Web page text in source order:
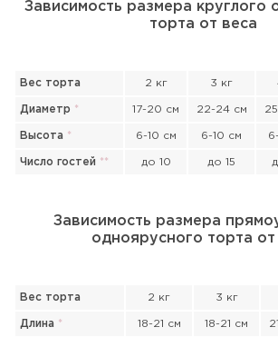
Зависимость размера круглого
торта от веса
Вес торта 2 кг 3 кг
Диаметр * 17-20 см 22-24 см
Высота * 6-10 см 6-10 см
Число гостей ** до 10 до 15
Зависимость размера
одноярусного торта от
Вес торта 2 кг 3 кг
Длина * 18-21 см 18-21 см